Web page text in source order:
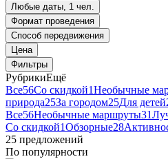
Любые даты, 1 чел.
Формат проведения
Способ передвижения
Цена
Фильтры
РубрикиЕщё
Все56Со скидкой1Необычные
природа25За городом25Для детей
Все56Необычные маршруты31
Со скидкой1Обзорные28
25 предложений
По популярности